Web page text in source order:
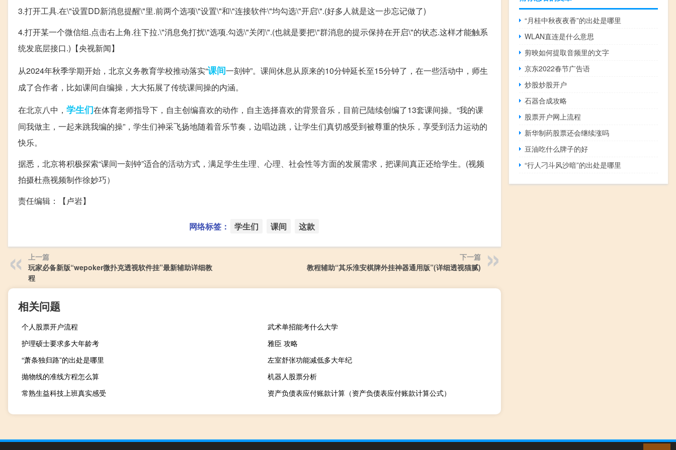
3.打开工具.在\"设置DD新消息提醒\"里.前两个选项\"设置\"和\"连接软件\"均勾选\"开启\".(好多人就是这一步忘记做了)
4.打开某一个微信组.点击右上角.往下拉.\"消息免打扰\"选项.勾选\"关闭\".(也就是要把\"群消息的提示保持在开启\"的状态.这样才能触系
统发底层接口.)【央视新闻】
从2024年秋季学期开始，北京义务教育学校推动落实“课间一刻钟”。课间休息从原来的10分钟延长至15分钟了，在一些活动中，师生
成了合作者，比如课间自编操，大大拓展了传统课间操的内涵。
在北京八中， 学生们在体育老师指导下，自主创编喜欢的动作，自主选择喜欢的背景音乐，目前已陆续创编了13套课间操。“我的课
间我做主，一起来跳我编的操”，学生们神采飞扬地随着音乐节奏，边唱边跳，让学生们真切感受到被尊重的快乐，享受到活力运动的
快乐。
据悉，北京将积极探索“课间一刻钟”适合的活动方式，满足学生生理、心理、社会性等方面的发展需求，把课间真正还给学生。(视频
拍摄杜燕视频制作徐妙巧）
责任编辑：【卢岩】
网络标签： 学生们 课间 这款
上一篇
玩家必备新版“wepoker微扑克透视软件挂”最新辅助详细教
程
下一篇
教程辅助“其乐淮安棋牌外挂神器通用版”(详细透视猫腻)
相关问题
个人股票开户流程
武术单招能考什么大学
护理硕士要求多大年龄考
雅臣 攻略
“萧条独归路”的出处是哪里
左室舒张功能减低多大年纪
抛物线的准线方程怎么算
机器人股票分析
常熟生益科技上班真实感受
资产负债表应付账款计算（资产负债表应付账款计算公式）
“月桂中秋夜夜香”的出处是哪里
WLAN直连是什么意思
剪映如何提取音频里的文字
京东2022春节广告语
炒股炒股开户
石器合成攻略
股票开户网上流程
新华制药股票还会继续涨吗
豆油吃什么牌子的好
“行人刁斗风沙暗”的出处是哪里